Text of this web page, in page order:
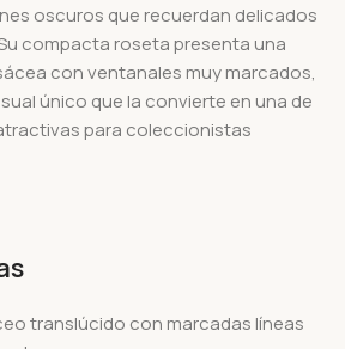
oscuros que recuerdan delicados
compacta roseta presenta una
con ventanales muy marcados,
único que la convierte en una de
para coleccionistas
translúcido con marcadas líneas